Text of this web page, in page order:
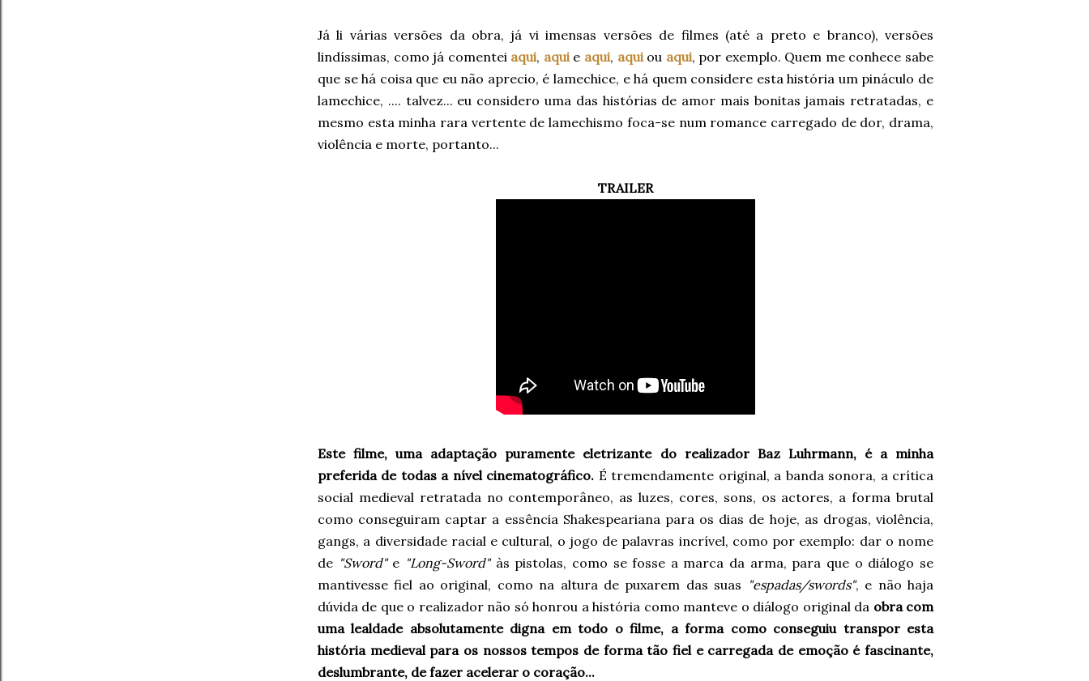
Já li várias versões da obra, já vi imensas versões de filmes (até a preto e branco), versões
lindíssimas, como já comentei aqui, aquie aqui, aquiou aqui, por exemplo. Quem me conhece sabe
que se há coisa que eu não aprecio, é lamechice, e há quem considere esta história um pináculo de
lamechice, .... talvez... eu considero uma das histórias de amor mais bonitas jamais retratadas, e
mesmo esta minha rara vertente de lamechismo foca-se num romance carregado de dor, drama,
violência e morte, portanto...
TRAILER
Este filme, uma adaptação puramente eletrizante do realizador Baz Luhrmann, é a minha
preferida de todas a nível cinematográfico. É tremendamente original, a banda sonora, a crítica
social medieval retratada no contemporâneo, as luzes, cores, sons, os actores, a forma brutal
como conseguiram captar a essência Shakespeariana para os dias de hoje, as drogas, violência,
gangs, a diversidade racial e cultural, o jogo de palavras incrível, como por exemplo: dar o nome
de "Sword"e "Long-Sword"às pistolas, como se fosse a marca da arma, para que o diálogo se
mantivesse fiel ao original, como na altura de puxarem das suas "espadas/swords", e não haja
dúvida de que o realizador não só honrou a história como manteve o diálogo original da obra com
uma lealdade absolutamente digna em todo o filme, a forma como conseguiu transpor esta
história medieval para os nossos tempos de forma tão fiel e carregada de emoção é fascinante,
deslumbrante, de fazer acelerar o coração...